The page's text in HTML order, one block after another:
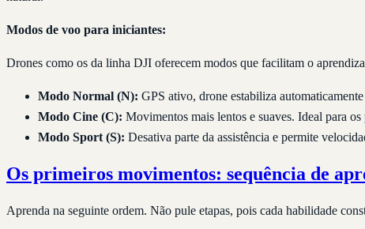
Modos de voo para iniciantes:
Drones como os da linha DJI oferecem modos que facilitam o
Modo Normal (N): GPS ativo, drone estabiliza
Modo Cine (C): Movimentos mais lentos e suaves. Ideal para
Modo Sport (S): Desativa parte da assistência e permite
Os primeiros movimentos: sequência de
Aprenda na seguinte ordem. Não pule etapas, pois cada habilidade